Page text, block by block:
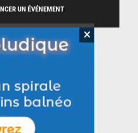
UN ÉVÉNEMENT